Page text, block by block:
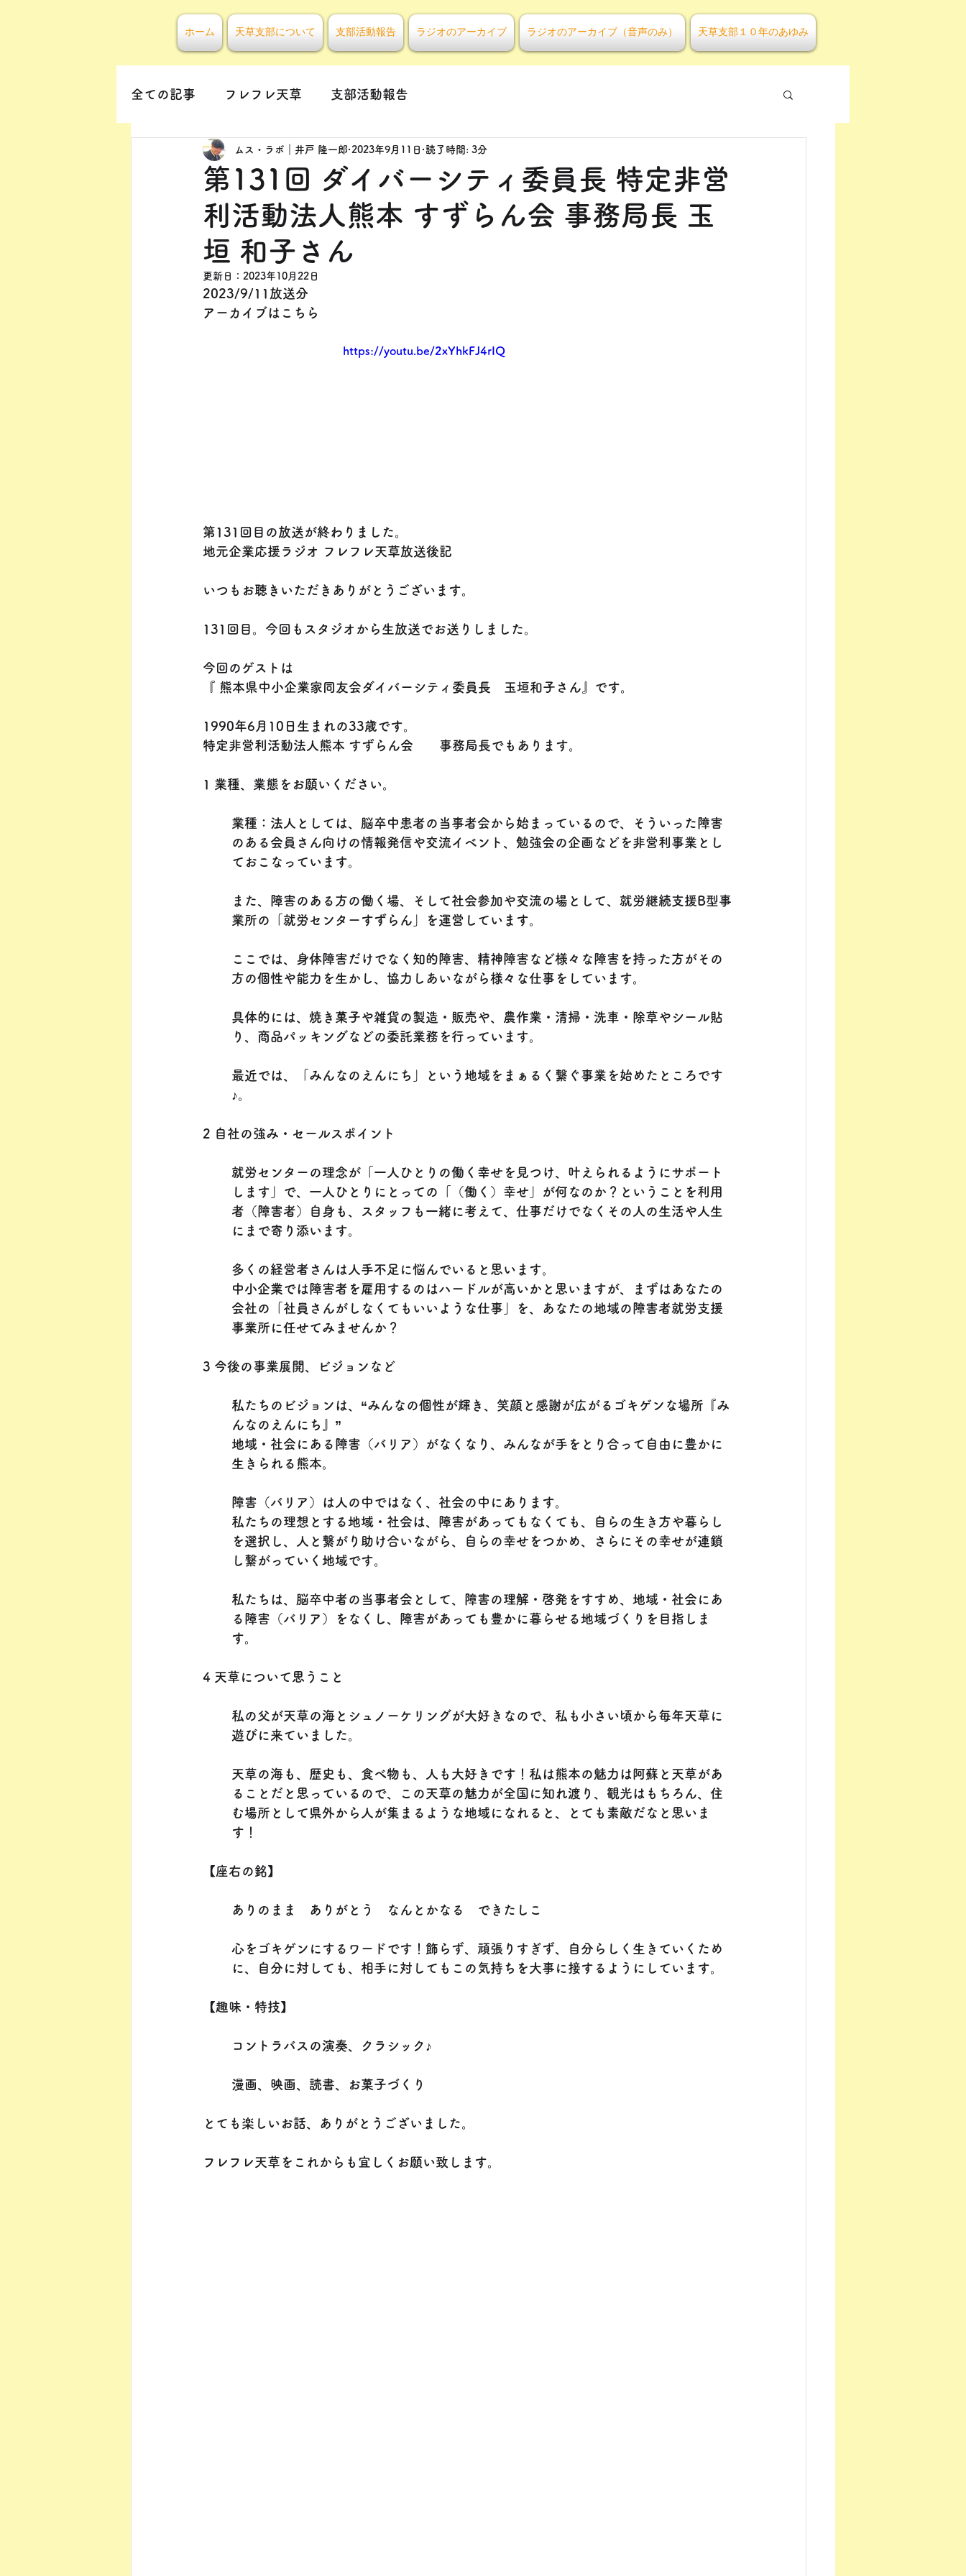
ホーム 天草支部について 支部活動報告 ラジオのアーカイブ ラジオのアーカイブ（音声のみ） 天草支部１０年のあゆみ
全ての記事 フレフレ天草 支部活動報告
第131回 ダイバーシティ委員長 特定非営
利活動法人熊本 すずらん会 事務局長 玉
垣 和子さん
ムス・ラボ｜井戸 隆一郎 2023年9月11日 読了時間: 3分
更新日： 2023年10月22日
2023/9/11放送分
アーカイブはこちら
https://youtu.be/2xYhkFJ4rIQ
第131回目の放送が終わりました。
地元企業応援ラジオ フレフレ天草放送後記
いつもお聴きいただきありがとうございます。
131回目。今回もスタジオから生放送でお送りしました。
今回のゲストは
『 熊本県中小企業家同友会ダイバーシティ委員長　玉垣和子さん』です。
1990年6月10日生まれの33歳です。
特定非営利活動法人熊本 すずらん会　　事務局長でもあります。
1 業種、業態をお願いください。
業種：法人としては、脳卒中患者の当事者会から始まっているので、そういった障害
のある会員さん向けの情報発信や交流イベント、勉強会の企画などを非営利事業とし
ておこなっています。
また、障害のある方の働く場、そして社会参加や交流の場として、就労継続支援B型事
業所の「就労センターすずらん」を運営しています。
ここでは、身体障害だけでなく知的障害、精神障害など様々な障害を持った方がその
方の個性や能力を生かし、協力しあいながら様々な仕事をしています。
具体的には、焼き菓子や雑貨の製造・販売や、農作業・清掃・洗車・除草やシール貼
り、商品パッキングなどの委託業務を行っています。
最近では、「みんなのえんにち」という地域をまぁるく繋ぐ事業を始めたところです
♪。
2 自社の強み・セールスポイント
就労センターの理念が「一人ひとりの働く幸せを見つけ、叶えられるようにサポート
します」で、一人ひとりにとっての「（働く）幸せ」が何なのか？ということを利用
者（障害者）自身も、スタッフも一緒に考えて、仕事だけでなくその人の生活や人生
にまで寄り添います。
多くの経営者さんは人手不足に悩んでいると思います。
中小企業では障害者を雇用するのはハードルが高いかと思いますが、まずはあなたの
会社の「社員さんがしなくてもいいような仕事」を、あなたの地域の障害者就労支援
事業所に任せてみませんか？
3 今後の事業展開、ビジョンなど
私たちのビジョンは、“みんなの個性が輝き、笑顔と感謝が広がるゴキゲンな場所『み
んなのえんにち』”
地域・社会にある障害（バリア）がなくなり、みんなが手をとり合って自由に豊かに
生きられる熊本。
障害（バリア）は人の中ではなく、社会の中にあります。
私たちの理想とする地域・社会は、障害があってもなくても、自らの生き方や暮らし
を選択し、人と繋がり助け合いながら、自らの幸せをつかめ、さらにその幸せが連鎖
し繋がっていく地域です。
私たちは、脳卒中者の当事者会として、障害の理解・啓発をすすめ、地域・社会にあ
る障害（バリア）をなくし、障害があっても豊かに暮らせる地域づくりを目指しま
す。
4 天草について思うこと
私の父が天草の海とシュノーケリングが大好きなので、私も小さい頃から毎年天草に
遊びに来ていました。
天草の海も、歴史も、食べ物も、人も大好きです！私は熊本の魅力は阿蘇と天草があ
ることだと思っているので、この天草の魅力が全国に知れ渡り、観光はもちろん、住
む場所として県外から人が集まるような地域になれると、とても素敵だなと思いま
す！
【座右の銘】
ありのまま　ありがとう　なんとかなる　できたしこ
心をゴキゲンにするワードです！飾らず、頑張りすぎず、自分らしく生きていくため
に、自分に対しても、相手に対してもこの気持ちを大事に接するようにしています。
【趣味・特技】
コントラバスの演奏、クラシック♪
漫画、映画、読書、お菓子づくり
とても楽しいお話、ありがとうございました。
フレフレ天草をこれからも宜しくお願い致します。